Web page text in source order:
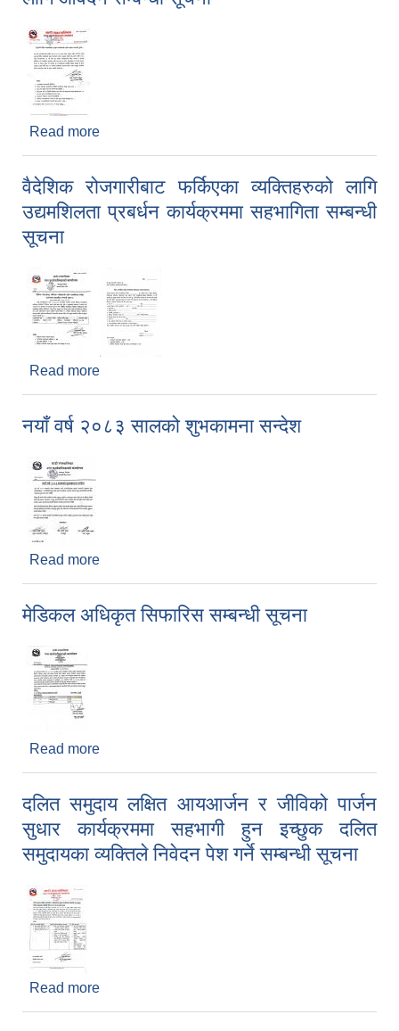
Read more
वैदेशिक रोजगारीबाट फर्किएका व्यक्तिहरुको लागि
उद्यमशिलता प्रबर्धन कार्यक्रममा सहभागिता सम्बन्धी
सूचना
Read more
नयाँ वर्ष २०८३ सालको शुभकामना सन्देश
Read more
मेडिकल अधिकृत सिफारिस सम्बन्धी सूचना
Read more
दलित समुदाय लक्षित आयआर्जन र जीविको पार्जन
सुधार कार्यक्रममा सहभागी हुन इच्छुक दलित
समुदायका व्यक्तिले निवेदन पेश गर्ने सम्बन्धी सूचना
Read more